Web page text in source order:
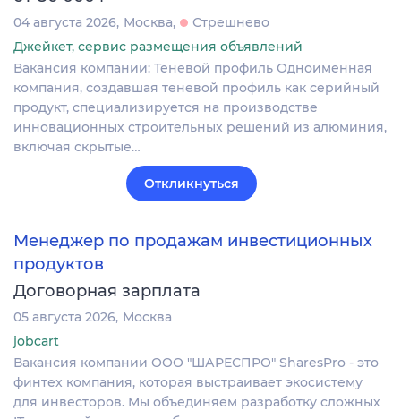
04 августа 2026 Москва
Стрешнево
Джейкет, сервис размещения объявлений
Вакансия компании: Теневой профиль Одноименная
компания, создавшая теневой профиль как серийный
продукт, специализируется на производстве
инновационных строительных решений из алюминия,
включая скрытые…
Откликнуться
Менеджер по продажам инвестиционных
продуктов
Договорная зарплата
05 августа 2026 Москва
jobcart
Вакансия компании ООО "ШАРЕСПРО" SharesPro - это
финтех компания, которая выстраивает экосистему
для инвесторов. Мы объединяем разработку сложных